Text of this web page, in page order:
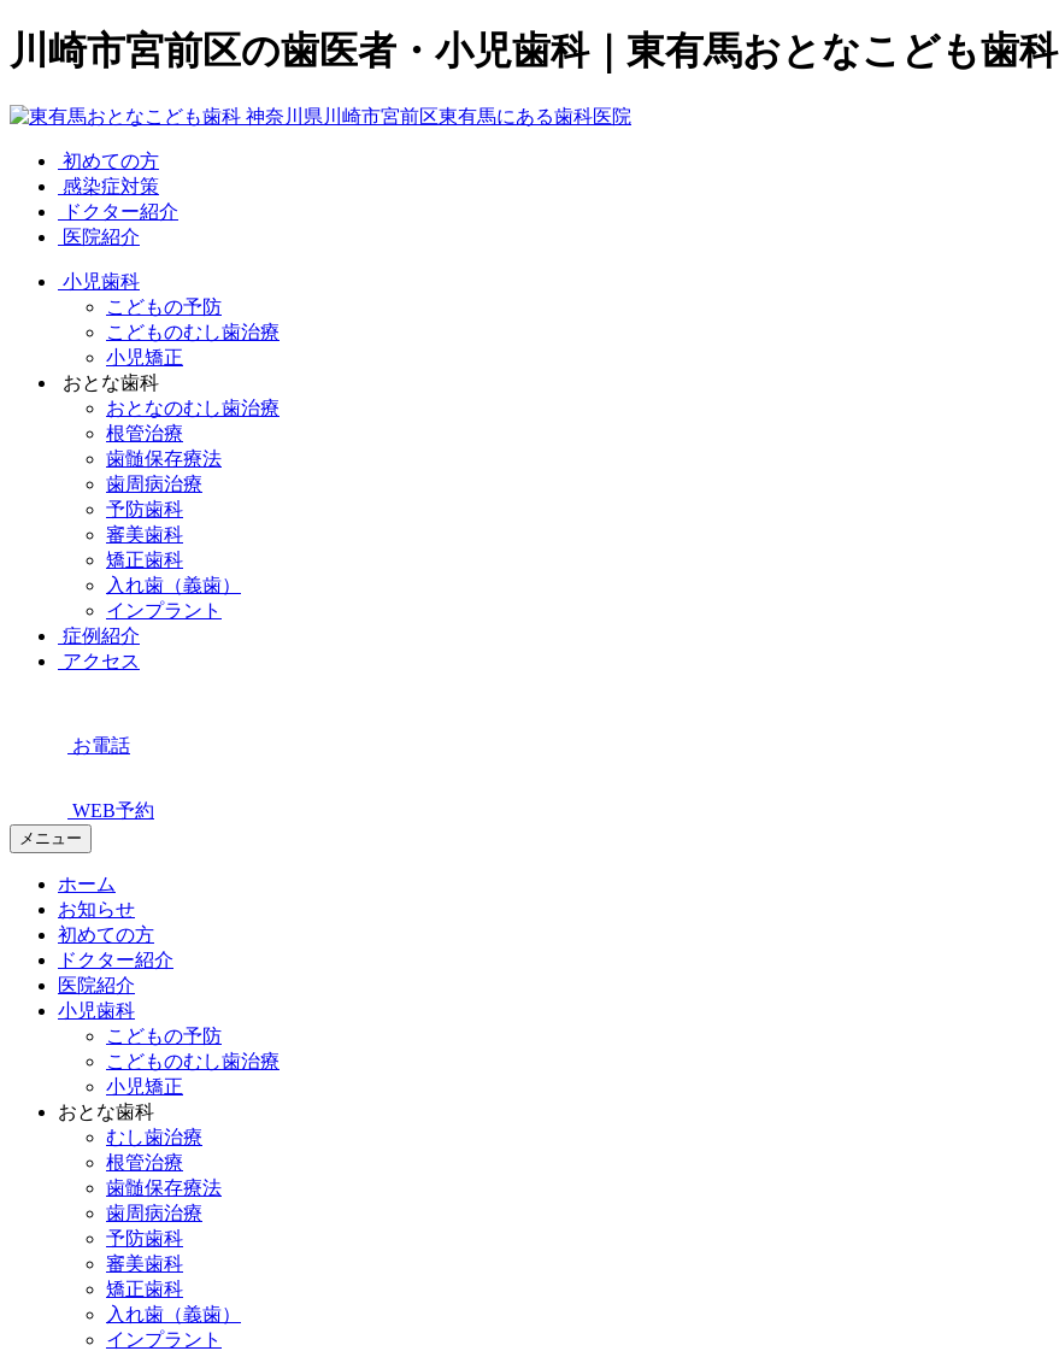
川崎市宮前区の歯医者・小児歯科｜東有馬おとなこども歯科
初めての方
感染症対策
ドクター紹介
医院紹介
小児歯科
こどもの予防
こどものむし歯治療
小児矯正
おとな歯科
おとなのむし歯治療
根管治療
歯髄保存療法
歯周病治療
予防歯科
審美歯科
矯正歯科
入れ歯（義歯）
インプラント
症例紹介
アクセス
お電話
WEB予約
メニュー
ホーム
お知らせ
初めての方
ドクター紹介
医院紹介
小児歯科
こどもの予防
こどものむし歯治療
小児矯正
おとな歯科
むし歯治療
根管治療
歯髄保存療法
歯周病治療
予防歯科
審美歯科
矯正歯科
入れ歯（義歯）
インプラント